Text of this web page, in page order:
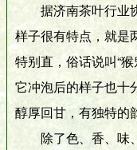
据济南茶叶行业
样子很有特点，就是
特别直，俗话说叫“
它冲泡后的样子也十
醇厚回甘，有独特的
除了色、香、味、